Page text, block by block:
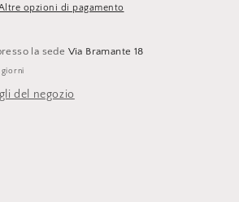
opzioni di pagamento
la sede Via Bramante 18
del negozio